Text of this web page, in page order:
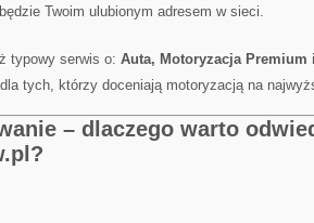
Twoim ulubionym adresem w sieci.
typowy serwis o: Auta, Motoryzacja Premium
tych, którzy doceniają motoryzacją na
– dlaczego warto